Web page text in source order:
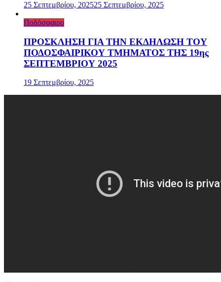
25 Σεπτεμβρίου, 202525 Σεπτεμβρίου, 2025
Ποδόσφαιρο
ΠΡΟΣΚΛΗΣΗ ΓΙΑ ΤΗΝ ΕΚΔΗΛΩΣΗ ΤΟΥ
ΠΟΔΟΣΦΑΙΡΙΚΟΥ ΤΜΗΜΑΤΟΣ ΤΗΣ 19ης
ΣΕΠΤΕΜΒΡΙΟΥ 2025
19 Σεπτεμβρίου, 2025